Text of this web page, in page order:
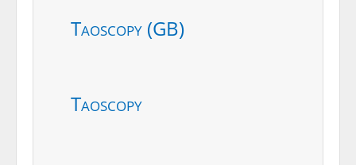
Taoscopy (GB)
Taoscopy